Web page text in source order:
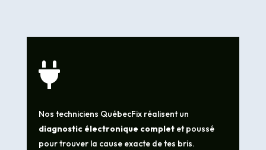

Nos techniciens QuébecFix réalisent un
diagnostic électronique completet poussé
pour trouver la cause exacte de tes bris.